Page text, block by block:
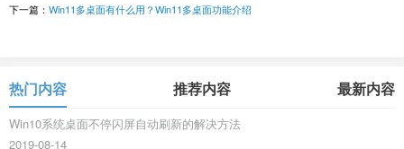
下一篇： Win11多桌面有什么用？Win11多桌面功能介绍
热门内容 推荐内容 最新内容
Win10系统桌面不停闪屏自动刷新的解决方法
2019-08-14